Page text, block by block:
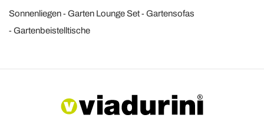
Sonnenliegen Garten Lounge Set
Gartensofas
Gartenbeistelltische